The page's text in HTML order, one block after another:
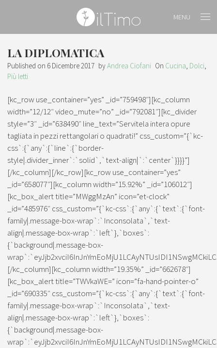
MENU
LA DIPLOMATICA
Published on 6 Dicembre 2017 byAndrea Ciofani On Cucina, Dolci,
Più letti
[kc_row use_container=”yes” _id=”759498″][kc_column
width=”12/12″ video_mute=”no” _id=”792081″][kc_divider
style=”3″ _id=”638490″ line_text=”Servitela intera opure
tagliata in pezzi rettangolari o quadrati!” css_custom=”{`kc-
css`:{`any`:{`line`:{`border-
style|.divider_inner`:`solid`,`text-align|`:`center`}}}}”]
[/kc_column][/kc_row][kc_row use_container=”yes”
_id=”658077″][kc_column width=”15.92%” _id=”106012″]
[kc_box_alert title=”MWggMzAn” icon=”et-clock”
_id=”485976″ css_custom=”{`kc-css`:{`any`:{`text`:{`font-
family|.message-box-wrap`:`Inconsolata`,`text-
align|.message-box-wrap`:`left`},`boxes`:
{`background|.message-box-
[/kc_column][kc_column width=”19.35%” _id=”662678″]
[kc_box_alert title=”TWVkaWE=” icon=”fa-hand-pointer-o”
_id=”690335″ css_custom=”{`kc-css`:{`any`:{`text`:{`font-
family|.message-box-wrap`:`Inconsolata`,`text-
align|.message-box-wrap`:`left`},`boxes`:
{`background|.message-box-